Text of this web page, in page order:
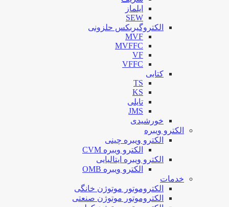
ایلماز
SEW
الکتروگیربکس حلزونی
MVF
MVFFC
VF
VFFC
کتابی
TS
KS
تایلی
JMS
خورشیدی
الکترو ویبره
الکترو ویبره چینی
الکترو ویبره CVM
الکترو ویبره ایتالیایی
الکترو ویبره OMB
خدمات
الکتروموتور موتوژن خانگی
الکتروموتور موتوژن صنعتی